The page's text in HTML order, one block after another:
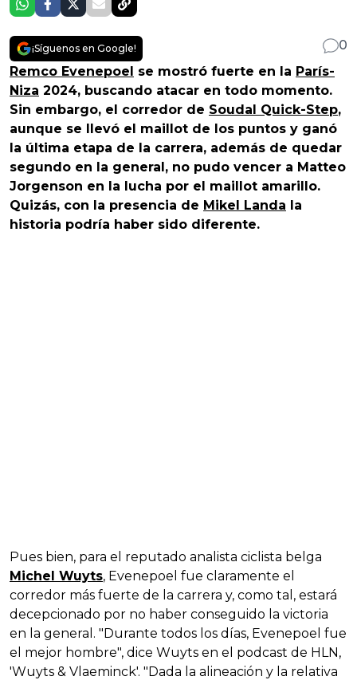
¡Síguenos en Google!
0
Remco Evenepoel se mostró fuerte en la París-
Niza 2024, buscando atacar en todo momento.
Sin embargo, el corredor de Soudal Quick-Step,
aunque se llevó el maillot de los puntos y ganó
la última etapa de la carrera, además de quedar
segundo en la general, no pudo vencer a Matteo
Jorgenson en la lucha por el maillot amarillo.
Quizás, con la presencia de Mikel Landa la
historia podría haber sido diferente.
Pues bien, para el reputado analista ciclista belga
Michel Wuyts, Evenepoel fue claramente el
corredor más fuerte de la carrera y, como tal, estará
decepcionado por no haber conseguido la victoria
en la general. "Durante todos los días, Evenepoel fue
el mejor hombre", dice Wuyts en el podcast de HLN,
'Wuyts & Vlaeminck'. "Dada la alineación y la relativa